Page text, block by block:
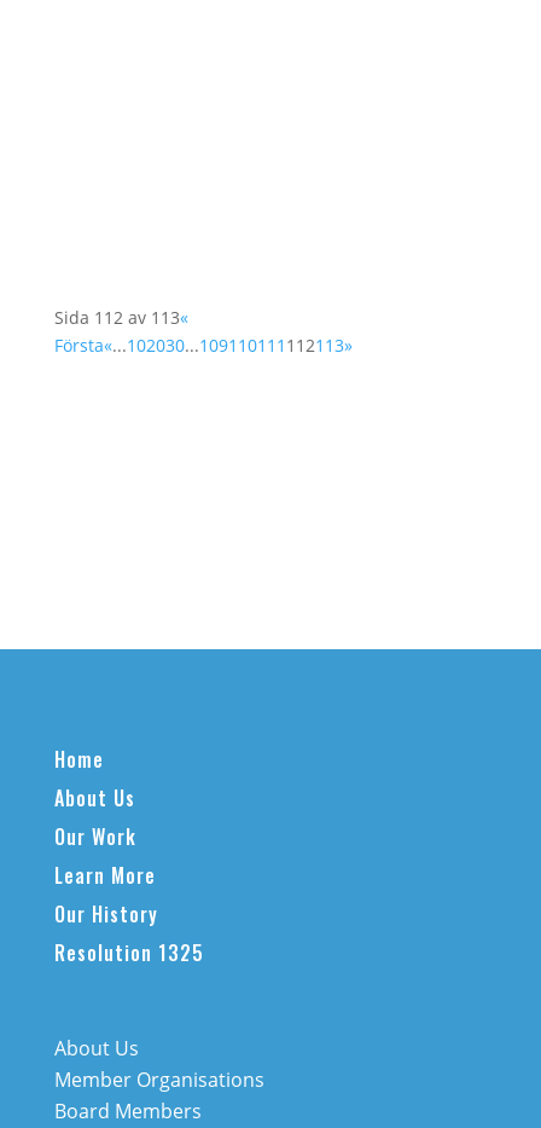
Sida 112 av 113«
Första«...102030...109110111 112113»
Home
About Us
Our Work
Learn More
Our History
Resolution 1325
About Us
Member Organisations
Board Members